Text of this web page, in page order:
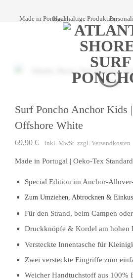
Made in PortugalNachhaltige Produktion
Surf Poncho Anchor Kids |
Offshore White
69,90 € inkl. MwSt. zzgl. Versandkosten
Made in Portugal | Oeko-Tex
Special Edition im Anchor-
Zum Umziehen, Abtrocknen &
Für den Strand, beim Campen
Druckknöpfe & Kordel am hohen
Versteckte Innentasche für
Zwei versteckte Eingriffe zum
Weicher Handtuchstoff aus 100%